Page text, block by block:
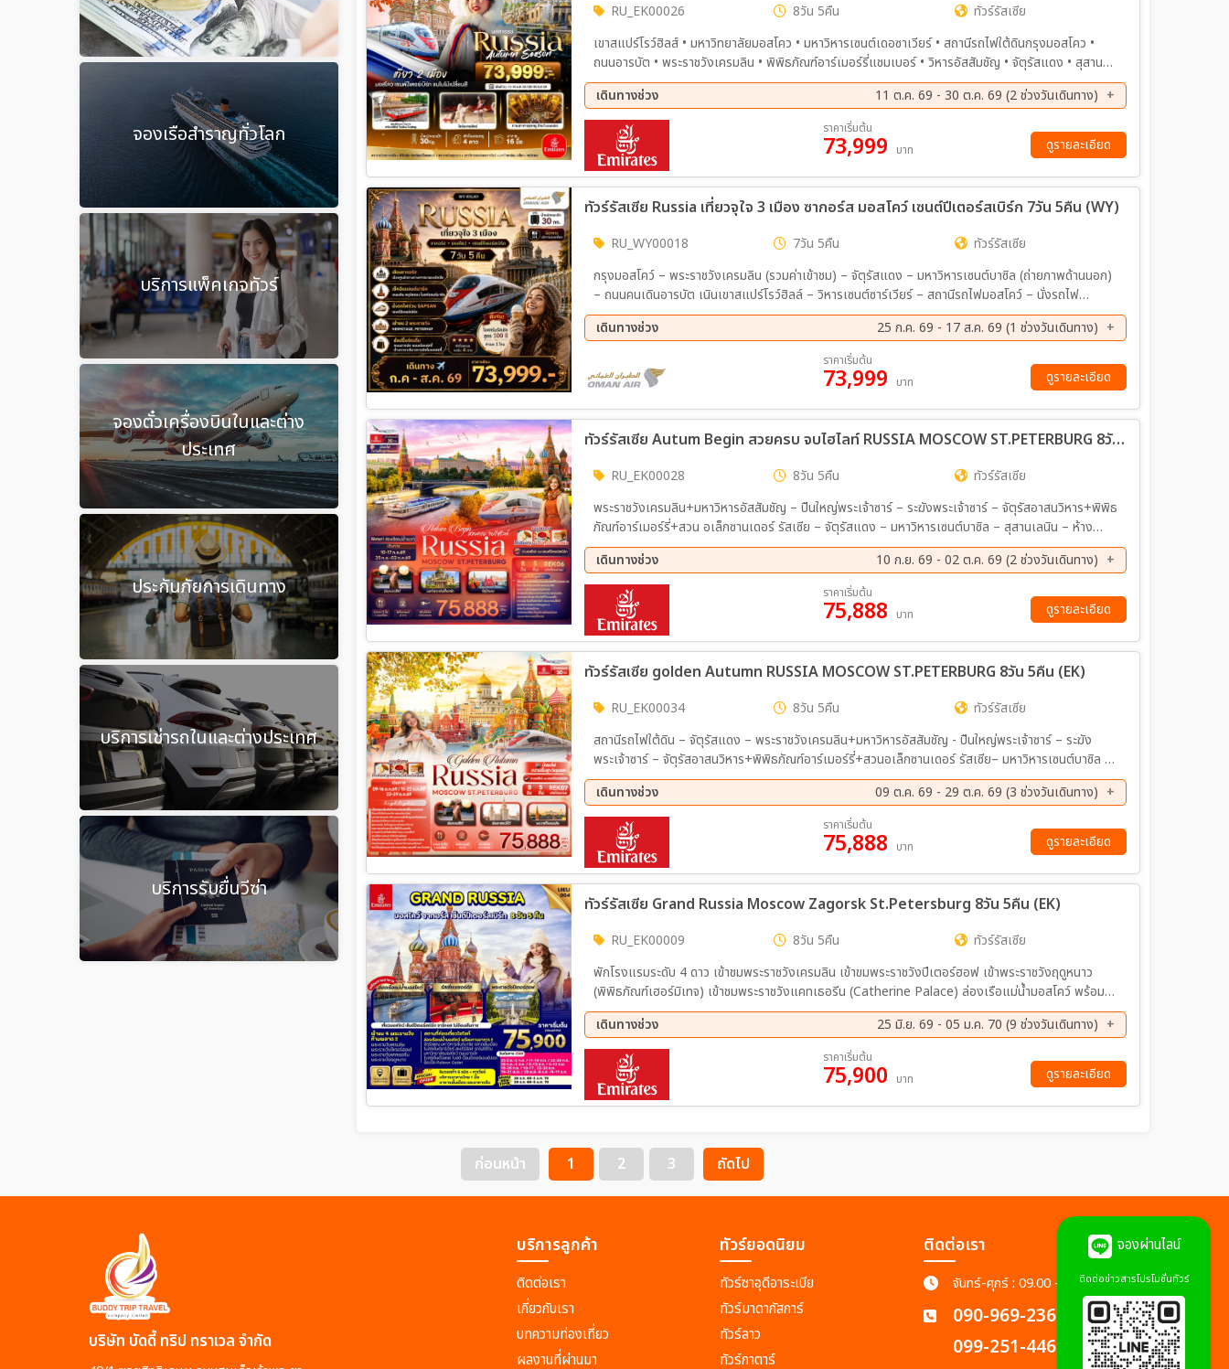
จองเรือสำราญทั่วโลก
บริการแพ็คเกจทัวร์
จองตั๋วเครื่องบินในและต่าง
ประเทศ
ประกันภัยการเดินทาง
บริการเช่ารถในและต่างประเทศ
บริการรับยื่นวีซ่า
RU_EK00026 8วัน 5คืน
ทัวร์รัสเซีย
เขาสแปร์โรว์ฮิลส์ • มหาวิทยาลัยมอสโคว • มหาวิหารเซนต์เดอซาเวียร์ • สถานีรถไฟใต้ดินกรุงมอสโคว •
ถนนอารบัต • พระราชวังเครมลิน • พิพิธภัณฑ์อาร์เมอร์รี่แชมเบอร์ • วิหารอัสสัมชัญ • จัตุรัสแดง • สุสาน
เลนิน • แวะถ่ายรูปมหาวิหารเซนต์บาซิล • ห้าง GUM • ชมโชว์ละครสัตว์ Circus • ตลาดอิสไมโลโว่ •
Mathroska Painting Class • นั่งรถไฟความเร็วสูง Sapsan Fast Train • เมืองเซนต์ปีเตอร์สเบิร์ค •
พระราชวังแคทเธอลีน • ห้องแอมเบอร์รูม • ล่องเรือแม่น้ำเนว่า • มหาวิหารไอแซค • พระราชวังฤดูหนาว •
พิพิธภัณฑ์เฮอร์มิเทจ • ป้อมปีเตอร์ และปอลด์ • พระราชวังฤดูร้อน หรือ พระราชวังปีเตอร์ฮอฟ • โบสถ์หยด
เลือด • ช้อปปิ้ง Leto Mall
เดินทางช่วง
11 ต.ค. 69 - 30 ต.ค. 69 (2 ช่วงวันเดินทาง)
11 ต.ค. 69 - 18 ต.ค. 69
23 ต.ค. 69 - 30 ต.ค. 69
ราคาเริ่มต้น
73,999 บาท ดูรายละเอียด
ทัวร์รัสเซีย Russia เที่ยวจุใจ 3 เมือง ซากอร์ส มอสโคว์ เซนต์ปีเตอร์สเบิร์ก 7วัน 5คืน (WY)
RU_WY00018 7วัน 5คืน
ทัวร์รัสเซีย
กรุงมอสโคว์ – พระราชวังเครมลิน (รวมค่าเข้าชม) – จัตุรัสแดง – มหาวิหารเซนต์บาซิล (ถ่ายภาพด้านนอก)
– ถนนคนเดินอารบัต เนินเขาสแปร์โรว์ฮิลล์ – วิหารเซนต์ซาร์เวียร์ – สถานีรถไฟมอสโคว์ – นั่งรถไฟ
ความเร็วสูง – มหานครเซนต์ปีเตอร์สเบิร์ก อนุสาวรีย์พระเจ้าอเล็กซานเดอร์ที่ 1 (ถ่ายภาพด้านนอก) –
พระราชวังฤดูหนาวเฮอร์มิเทจ (รวมค่าเข้าชม) – พระราชวังฤดูร้อน ปีเตอร์ฮอฟ (รวมค่าเข้าชม) – โบสถ์สมอ
ลนี (ถ่ายภาพด้านนอก) – ถนนเนฟสกี โปรสเปกต์ – ห้างสรรพสินค้ากาเลเรีย
เดินทางช่วง
25 ก.ค. 69 - 17 ส.ค. 69 (1 ช่วงวันเดินทาง)
ราคาเริ่มต้น
73,999 บาท ดูรายละเอียด
ทัวร์รัสเซีย Autum Begin สวยครบ จบไฮไลท์ RUSSIA MOSCOW ST.PETERBURG 8วัน 5คืน (EK)
RU_EK00028 8วัน 5คืน
ทัวร์รัสเซีย
พระราชวังเครมลิน+มหาวิหารอัสสัมชัญ – ปืนใหญ่พระเจ้าซาร์ – ระฆังพระเจ้าซาร์ – จัตุรัสอาสนวิหาร+พิพิธ
ภัณฑ์อาร์เมอร์รี่+สวน อเล็กซานเดอร์ รัสเซีย – จัตุรัสแดง – มหาวิหารเซนต์บาซิล – สุสานเลนิน – ห้าง
สรรพสินค้ากุม – จัตุรัสโรงละคร – สวน Zaryadye – ชมการแสดงคณะละครสัตว์มอสโคว์เซอร์คัส -
มหาวิทยาลัยมอสโก – สแปร์โรว์ ฮิลล์ – ประตูชัย – สวนวิคตอรี่ – ทัวร์สถานีรถไฟใต้ดิน – ช้อปปิ้งถนนอา
รบัท - รถไฟ Sapsan train มอสโก – เมืองเซนต์ปีเตอร์สเบิร์ก – ป้อมปีเตอร์แอนด์ปอล – โบสถ์หยดเลือด
– มหาวิหารเซนต์ไอแซค – รูปปั้นคนขี่ม้า – พระราชวังนิโคลัส(ด้านนอก) – อาสนวิหารสโมลนี – ล่องเรือแม่
เนวา - พระราชวังปีเตอร์ฮอฟ – พิพิธภัณฑ์เฮอร์มิเทจ OPTION: Dinner with Caviar & Champagne
& Show -พระราชวังแคทเธอรีน – ช้อปปิ้ง พัลโคโวเอาท์เล็ต
เดินทางช่วง
10 ก.ย. 69 - 02 ต.ค. 69 (2 ช่วงวันเดินทาง)
10 ก.ย. 69 - 17 ก.ย. 69
25 ก.ย. 69 - 02 ต.ค. 69
ราคาเริ่มต้น
75,888 บาท ดูรายละเอียด
ทัวร์รัสเซีย golden Autumn RUSSIA MOSCOW ST.PETERBURG 8วัน 5คืน (EK)
RU_EK00034 8วัน 5คืน
ทัวร์รัสเซีย
สถานีรถไฟใต้ดิน – จัตุรัสแดง – พระราชวังเครมลิน+มหาวิหารอัสสัมชัญ - ปืนใหญ่พระเจ้าซาร์ – ระฆัง
พระเจ้าซาร์ – จัตุรัสอาสนวิหาร+พิพิธภัณฑ์อาร์เมอร์รี่+สวนอเล็กซานเดอร์ รัสเซีย– มหาวิหารเซนต์บาซิล –
สุสานเลนิน – สวน Zaryadye – จัตุรัสโรงละคร – ห้างสรรพสินค้ากุม มหาวิทยาลัยมอสโก - สแปร์โรว์ ฮิลล์
– ประตูชัย – สวนวิคตอรี่ – ตลาดอิสมายลอฟกี้ – ชมการแสดงคณะละครสัตว์มอสโคว์เซอร์คัส(รวมค่าเข้า
ชม)
เดินทางช่วง
09 ต.ค. 69 - 29 ต.ค. 69 (3 ช่วงวันเดินทาง)
09 ต.ค. 69 - 16 ต.ค. 69
15 ต.ค. 69 - 22 ต.ค. 69
ราคาเริ่มต้น
75,888 บาท ดูรายละเอียด
ทัวร์รัสเซีย Grand Russia Moscow Zagorsk St.Petersburg 8วัน 5คืน (EK)
RU_EK00009 8วัน 5คืน
ทัวร์รัสเซีย
พักโรงแรมระดับ 4 ดาว เข้าชมพระราชวังเครมลิน เข้าขมพระราชวังปีเตอร์ฮอฟ เข้าพระราชวังฤดูหนาว
(พิพิธภัณฑ์เฮอร์มิเทจ) เข้าชมพระราชวังแคทเธอรีน (Catherine Palace) ล่องเรือแม่น้ำมอสโคว์ พร้อม
ทานอาหารบนเรือ นั่งรถไฟความเร็วสูง Sapsan ละครสัตว์รัสเซีย (Russian Circus) Special Menu
ต้องลอง ให้บริการอาหารไทย ทานอาหารบนเรือ ให้ประสบการณ์ไม่เหมือนใคร Vodka Degustation
เดินทางช่วง
25 มิ.ย. 69 - 05 ม.ค. 70 (9 ช่วงวันเดินทาง)
05 ก.ย. 69 - 12 ก.ย. 69
19 ก.ย. 69 - 26 ก.ย. 69
23 ต.ค. 69 - 30 ต.ค. 69
14 พ.ย. 69 - 21 พ.ย. 69
29 พ.ย. 69 - 06 ธ.ค. 69
04 ธ.ค. 69 - 11 ธ.ค. 69
ราคาเริ่มต้น
75,900 บาท ดูรายละเอียด
ก่อนหน้า 1 2 3 ถัดไป
บริษัท บัดดี้ ทริป ทราเวล จำกัด
บริการลูกค้า
ติดต่อเรา
เกี่ยวกับเรา
บทความท่องเที่ยว
ผลงานที่ผ่านมา
ทัวร์ยอดนิยม
ทัวร์ซาอุดีอาระเบีย
ทัวร์มาดากัสการ์
ทัวร์ลาว
ทัวร์กาตาร์
ติดต่อเรา
จันทร์-ศุกร์ : 09.00 - 18.00 น.
090-969-2365
099-251-4462
จองผ่านไลน์
ติดต่อข่าวสารโปรโมชั่นทัวร์